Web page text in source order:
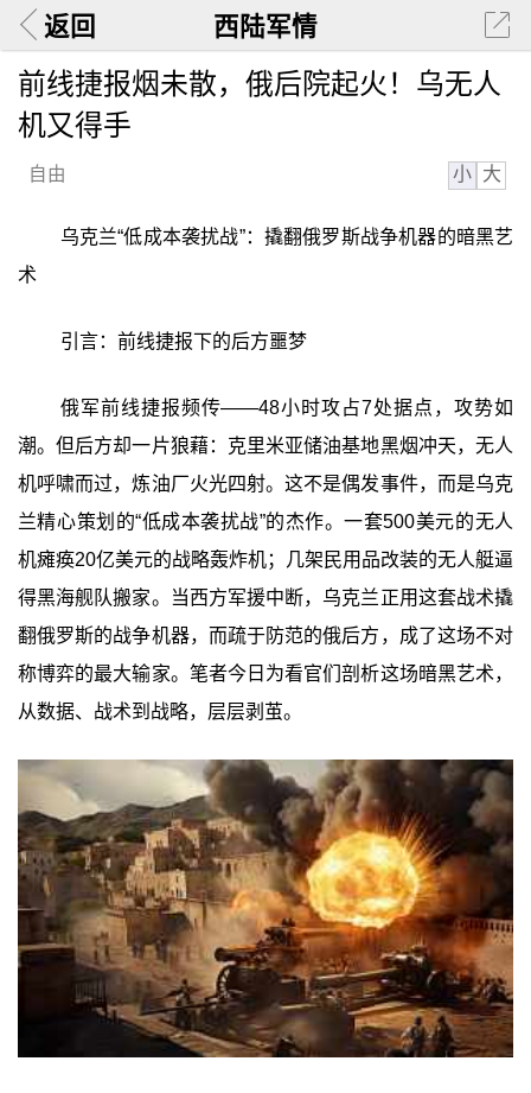
返回 西陆军情
前线捷报烟未散，俄后院起火！乌无人
机又得手
自由 小 大
乌克兰“低成本袭扰战”：撬翻俄罗斯战争机器的暗黑艺
术
引言：前线捷报下的后方噩梦
俄军前线捷报频传——48小时攻占7处据点，攻势如
潮。但后方却一片狼藉：克里米亚储油基地黑烟冲天，无人
机呼啸而过，炼油厂火光四射。这不是偶发事件，而是乌克
兰精心策划的“低成本袭扰战”的杰作。一套500美元的无人
机瘫痪20亿美元的战略轰炸机；几架民用品改装的无人艇逼
得黑海舰队搬家。当西方军援中断，乌克兰正用这套战术撬
翻俄罗斯的战争机器，而疏于防范的俄后方，成了这场不对
称博弈的最大输家。笔者今日为看官们剖析这场暗黑艺术，
从数据、战术到战略，层层剥茧。